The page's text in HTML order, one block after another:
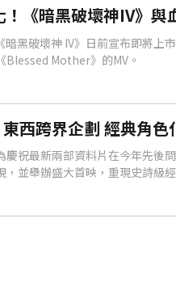
《暗黑破壞神IV》
黑破壞神 IV》日前宣布即將上
Blessed Mother》的MV。
東西跨界企劃 經典角
慶祝最新兩部資料片在今年先後
，並舉辦盛大首映，重現史詩級